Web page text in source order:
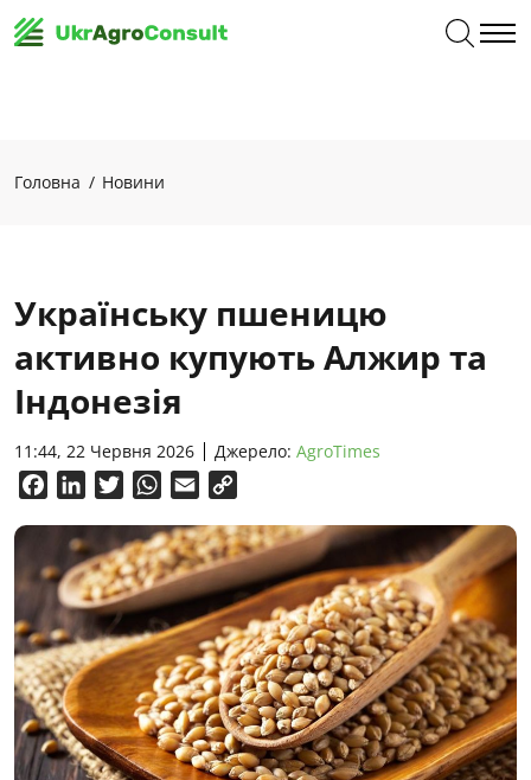
Головна Новини
Українську пшеницю
активно купують Алжир та
Індонезія
11:44, 22 Червня 2026 Джерело: AgroTimes
FacebookLinkedInTwitterWhatsApp
Email